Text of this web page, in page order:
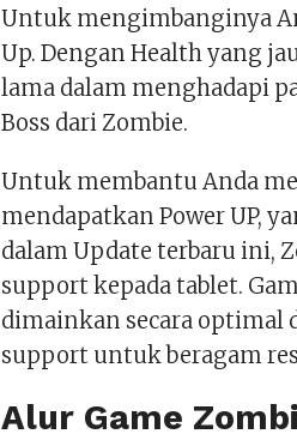
Untuk mengimbanginya
Up. Dengan Health yang
lama dalam menghadapi
Boss dari Zombie.
Untuk membantu Anda
mendapatkan Power UP,
dalam Update terbaru ini,
support kepada tablet.
dimainkan secara optimal
support untuk beragam
Alur Game